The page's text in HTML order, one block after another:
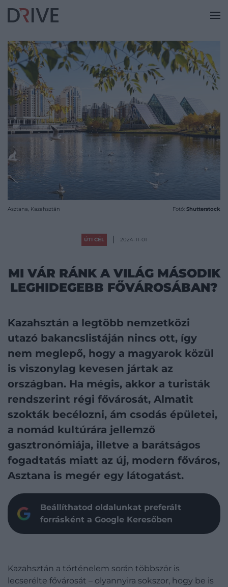
Asztana, Kazahsztán Fotó: Shutterstock
ÚTI CÉL 2024-11-01
MI VÁR RÁNK A VILÁG MÁSODIK
LEGHIDEGEBB FŐVÁROSÁBAN?
Kazahsztán a legtöbb nemzetközi
utazó bakancslistáján nincs ott, így
nem meglepő, hogy a magyarok közül
is viszonylag kevesen jártak az
országban. Ha mégis, akkor a turisták
rendszerint régi fővárosát, Almatit
szokták becélozni, ám csodás épületei,
a nomád kultúrára jellemző
gasztronómiája, illetve a barátságos
fogadtatás miatt az új, modern főváros,
Asztana is megér egy látogatást.
Beállíthatod oldalunkat preferált
forrásként a Google Keresőben
Kazahsztán a történelem során többször is
lecserélte fővárosát – olyannyira sokszor, hogy be is